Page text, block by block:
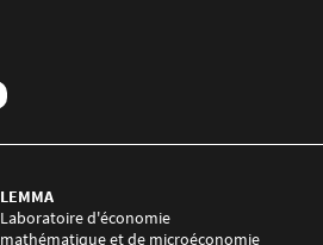
Laboratoire d'économie
mathématique et de microéconomie
LEMMA